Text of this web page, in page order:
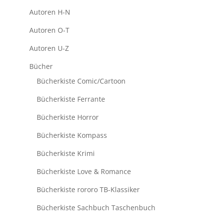
Autoren H-N
Autoren O-T
Autoren U-Z
Bücher
Bücherkiste Comic/Cartoon
Bücherkiste Ferrante
Bücherkiste Horror
Bücherkiste Kompass
Bücherkiste Krimi
Bücherkiste Love & Romance
Bücherkiste rororo TB-Klassiker
Bücherkiste Sachbuch Taschenbuch